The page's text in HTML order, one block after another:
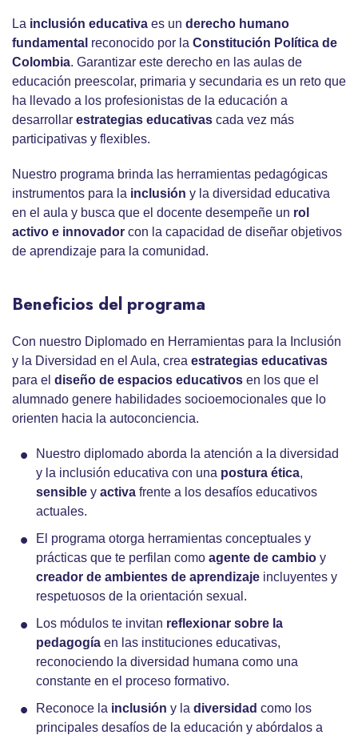
La inclusión educativa es un derecho humano
fundamental reconocido por la Constitución Política de
Colombia. Garantizar este derecho en las aulas de
educación preescolar, primaria y secundaria es un reto que
ha llevado a los profesionistas de la educación a
desarrollar estrategias educativas cada vez más
participativas y flexibles.
Nuestro programa brinda las herramientas pedagógicas
instrumentos para la inclusión y la diversidad educativa
en el aula y busca que el docente desempeñe un rol
activo e innovador con la capacidad de diseñar objetivos
de aprendizaje para la comunidad.
Beneficios del programa
Con nuestro Diplomado en Herramientas para la Inclusión
y la Diversidad en el Aula, crea estrategias educativas
para el diseño de espacios educativos en los que el
alumnado genere habilidades socioemocionales que lo
orienten hacia la autoconciencia.
Nuestro diplomado aborda la atención a la diversidad
y la inclusión educativa con una postura ética,
sensible y activa frente a los desafíos educativos
actuales.
El programa otorga herramientas conceptuales y
prácticas que te perfilan como agente de cambio y
creador de ambientes de aprendizaje incluyentes y
respetuosos de la orientación sexual.
Los módulos te invitan reflexionar sobre la
pedagogía en las instituciones educativas,
reconociendo la diversidad humana como una
constante en el proceso formativo.
Reconoce la inclusión y la diversidad como los
principales desafíos de la educación y abórdalos a